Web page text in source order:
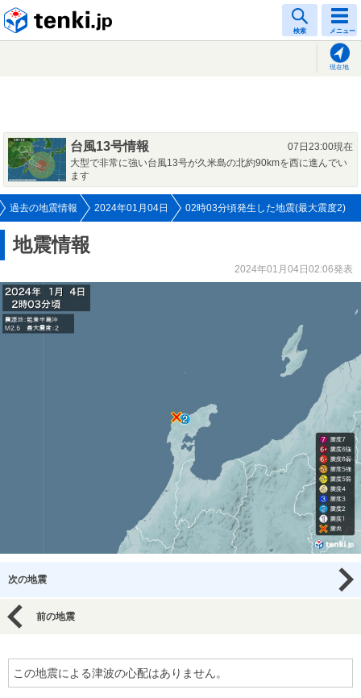
検索 メニュー
現在地
台風13号情報
07日23:00現在
大型で非常に強い台風13号が久米島の北約90kmを西に進んでい
ます
過去の地震情報 2024年01月04日 02時03分頃発生した地震(最大震度2)
地震情報
2024年01月04日02:06発表
次の地震
前の地震
この地震による津波の心配はありません。